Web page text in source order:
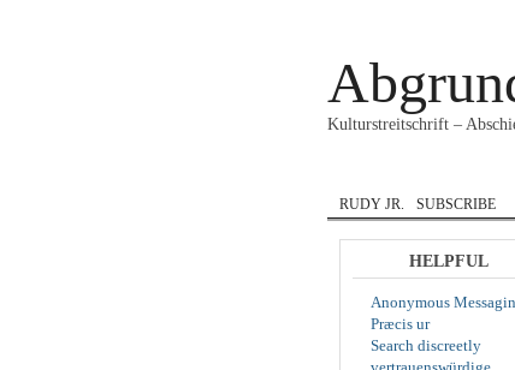
Kulturstreitschrift –
RUDY JR. SUBSCRIBE
HELPFUL
Anonymous
Præcis ur
Search discreetly